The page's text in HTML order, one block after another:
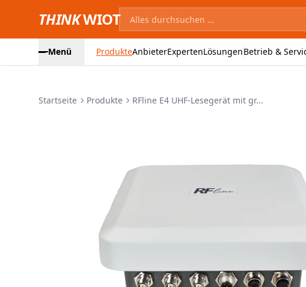
THINKWIOT
Menü ProdukteAnbieterExpertenLösungenBetrieb &
Startseite Produkte RFline E4 UHF-Lesegerät mit gr...